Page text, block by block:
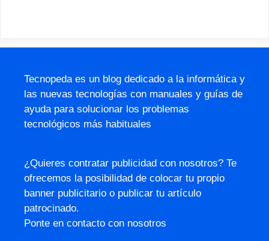
Tecnopeda es un blog dedicado a la informática y
las nuevas tecnologías con manuales y guías de
ayuda para solucionar los problemas
tecnológicos más habituales
¿Quieres contratar publicidad con nosotros? Te
ofrecemos la posibilidad de colocar tu propio
banner publicitario o publicar tu artículo
patrocinado.
Ponte en contacto con nosotros